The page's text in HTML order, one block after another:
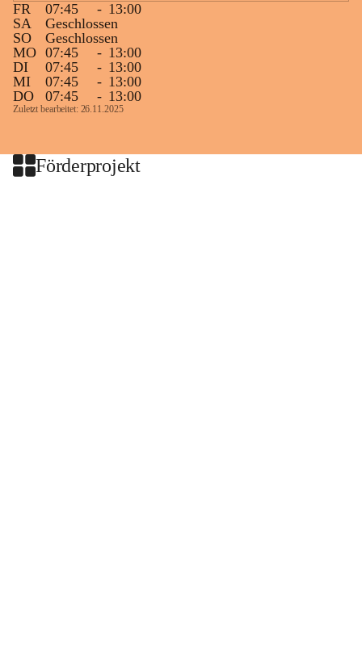
FR
07:45 - 13:00
SA
Geschlossen
SO
Geschlossen
MO 07:45 - 13:00
DI
07:45 - 13:00
MI
07:45 - 13:00
DO
07:45 - 13:00
Zuletzt bearbeitet: 26.11.2025
Förderprojekt